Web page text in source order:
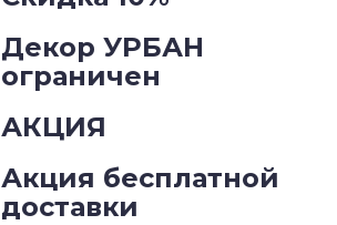
Декор УРБАН
ограничен
АКЦИЯ
Акция бесплатной
доставки